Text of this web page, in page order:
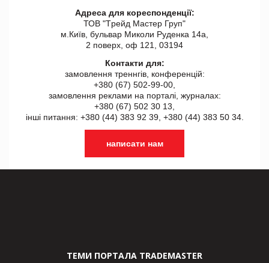
Адреса для кореспонденції:
ТОВ "Tрейд Мастер Груп"
м.Київ, бульвар Миколи Руденка 14а,
2 поверх, оф 121, 03194
Контакти для:
замовлення треннгів, конференцій:
+380 (67) 502-99-00,
замовлення реклами на порталі, журналах:
+380 (67) 502 30 13,
інші питання: +380 (44) 383 92 39, +380 (44) 383 50 34.
написати нам
ТЕМИ ПОРТАЛА TRADEMASTER